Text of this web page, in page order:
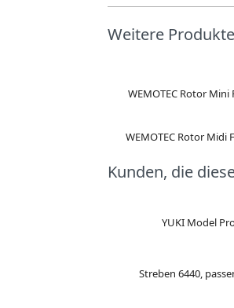
Weitere
WEMOTEC Rotor
WEMOTEC Rotor Midi
Kunden, die
YUKI Model
Streben 6440,